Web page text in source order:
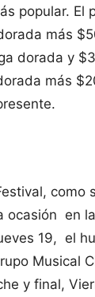
popular. El
más
dorada y
más
como
ocasión en
19, el
Musical
y final,